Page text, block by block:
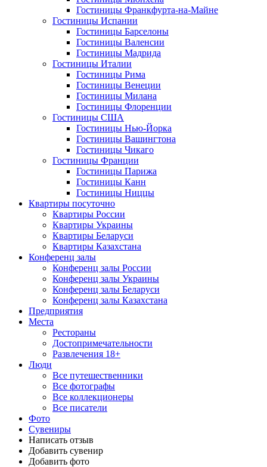
Гостиницы Франкфурта-на-Майне
Гостиницы Испании
Гостиницы Барселоны
Гостиницы Валенсии
Гостиницы Мадрида
Гостиницы Италии
Гостиницы Рима
Гостиницы Венеции
Гостиницы Милана
Гостиницы Флоренции
Гостиницы США
Гостиницы Нью-Йорка
Гостиницы Вашингтона
Гостиницы Чикаго
Гостиницы Франции
Гостиницы Парижа
Гостиницы Канн
Гостиницы Ниццы
Квартиры посуточно
Квартиры России
Квартиры Украины
Квартиры Беларуси
Квартиры Казахстана
Конференц залы
Конференц залы России
Конференц залы Украины
Конференц залы Беларуси
Конференц залы Казахстана
Предприятия
Места
Рестораны
Достопримечательности
Развлечения 18+
Люди
Все путешественники
Все фотографы
Все коллекционеры
Все писатели
Фото
Сувениры
Написать отзыв
Добавить сувенир
Добавить фото